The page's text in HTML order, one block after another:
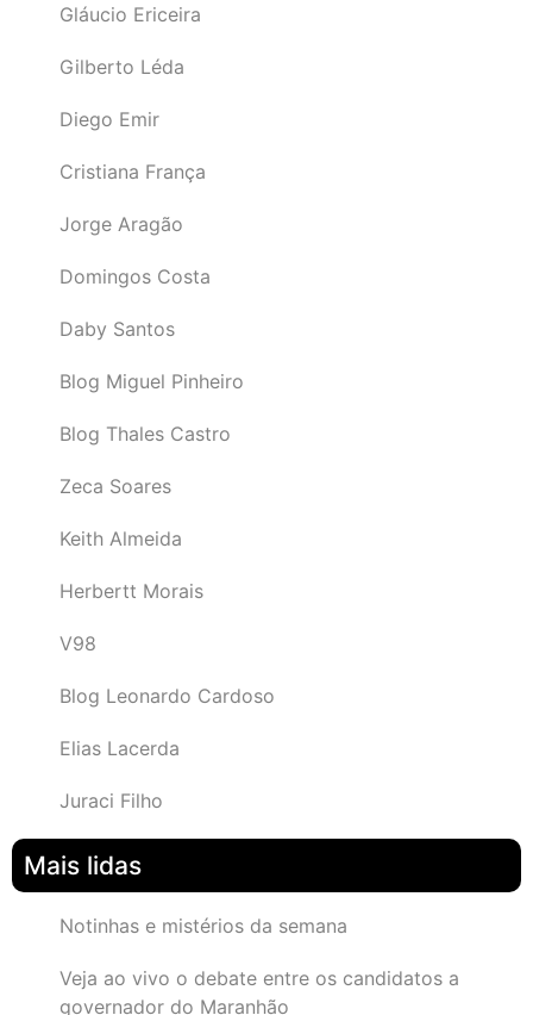
Gláucio Ericeira
Gilberto Léda
Diego Emir
Cristiana França
Jorge Aragão
Domingos Costa
Daby Santos
Blog Miguel Pinheiro
Blog Thales Castro
Zeca Soares
Keith Almeida
Herbertt Morais
V98
Blog Leonardo Cardoso
Elias Lacerda
Juraci Filho
Mais lidas
Notinhas e mistérios da semana
Veja ao vivo o debate entre os candidatos a
governador do Maranhão